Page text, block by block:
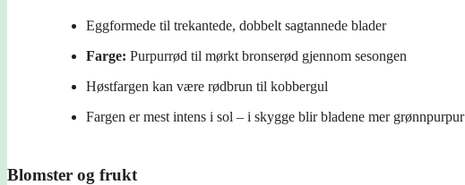
Eggformede til trekantede, dobbelt sagtannede blader
Farge: Purpurrød til mørkt bronserød gjennom sesongen
Høstfargen kan være rødbrun til kobbergul
Fargen er mest intens i sol – i skygge blir bladene mer grønnpurpur
Blomster og frukt